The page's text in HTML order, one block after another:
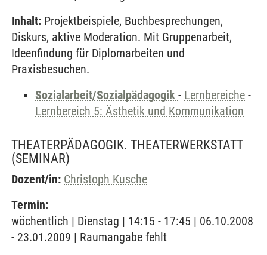
Inhalt: Projektbeispiele, Buchbesprechungen,
Diskurs, aktive Moderation. Mit Gruppenarbeit,
Ideenfindung für Diplomarbeiten und
Praxisbesuchen.
Sozialarbeit/Sozialpädagogik - Lernbereiche -
Lernbereich 5: Ästhetik und Kommunikation
THEATERPÄDAGOGIK. THEATERWERKSTATT
(SEMINAR)
Dozent/in: Christoph Kusche
Termin:
wöchentlich | Dienstag | 14:15 - 17:45 | 06.10.2008
- 23.01.2009 | Raumangabe fehlt